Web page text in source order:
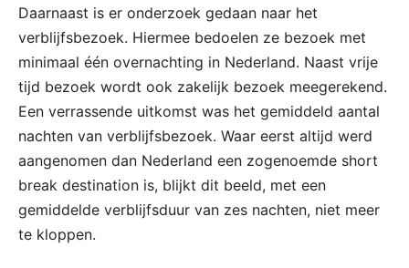
Daarnaast is er onderzoek gedaan naar het
verblijfsbezoek. Hiermee bedoelen ze bezoek met
minimaal één overnachting in Nederland. Naast vrije
tijd bezoek wordt ook zakelijk bezoek meegerekend.
Een verrassende uitkomst was het gemiddeld aantal
nachten van verblijfsbezoek. Waar eerst altijd werd
aangenomen dan Nederland een zogenoemde short
break destination is, blijkt dit beeld, met een
gemiddelde verblijfsduur van zes nachten, niet meer
te kloppen.